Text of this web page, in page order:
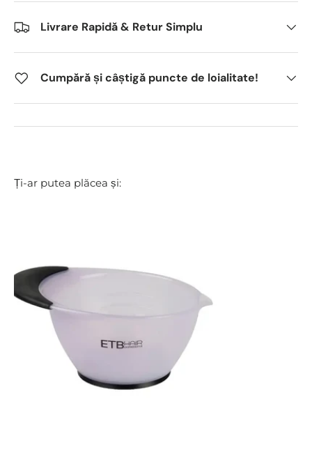
Livrare Rapidă & Retur Simplu
Cumpără și câștigă puncte de loialitate!
Ți-ar putea plăcea și: